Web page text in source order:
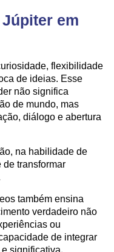
em
flexibilidade
de ideias. Esse
não significa
de mundo, mas
diálogo e abertura
na habilidade de
transformar
também ensina
verdadeiro não
ou
de integrar
significativa.